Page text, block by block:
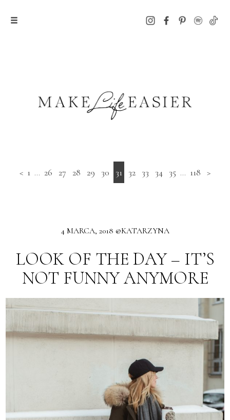
< 1 ... 26 27 28 29 30 31 32 33 34 35 ... 118 >
4 MARCA, 2018 @KATARZYNA
LOOK OF THE DAY – IT’S
NOT FUNNY ANYMORE